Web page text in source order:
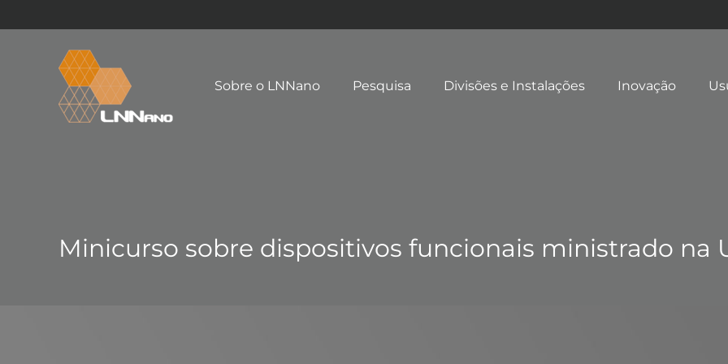
Sobre o LNNano Pesquisa Divisões e Instalações Inovação
Minicurso sobre dispositivos funcionais ministrado na